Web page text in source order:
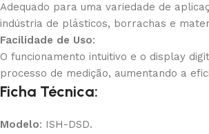
Adequado para uma variedade de
indústria de plásticos, borrachas e
Facilidade de Uso:
O funcionamento intuitivo e o display
processo de medição, aumentando a
Ficha Técnica:
Modelo: ISH-DSD.